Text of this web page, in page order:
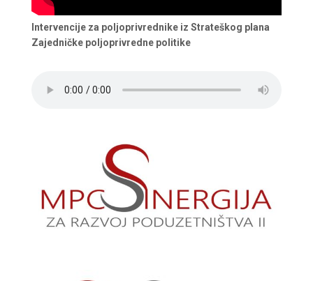
Intervencije za poljoprivrednike iz Strateškog plana
Zajedničke poljoprivredne politike